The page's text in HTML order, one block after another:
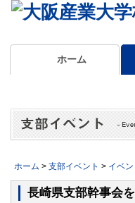
ホーム
ホーム > 支部イベント > イベ
長崎県支部幹事会